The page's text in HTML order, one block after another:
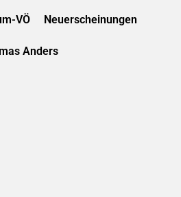
VÖ Neuerscheinungen
Anders